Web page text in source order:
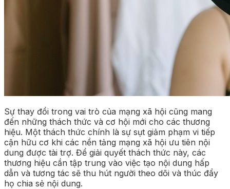
Sự thay đổi trong vai trò của mạng xã hội cũng mang
đến những thách thức và cơ hội mới cho các thương
hiệu. Một thách thức chính là sự sụt giảm phạm vi tiếp
cận hữu cơ khi các nền tảng mạng xã hội ưu tiên nội
dung được tài trợ. Để giải quyết thách thức này, các
thương hiệu cần tập trung vào việc tạo nội dung hấp
dẫn và tương tác sẽ thu hút người theo dõi và thúc đẩy
họ chia sẻ nội dung.